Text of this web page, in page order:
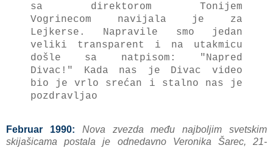
sa direktorom Tonijem
Vogrinecom navijala je za
Lejkerse. Napravile smo jedan
veliki transparent i na utakmicu
došle sa natpisom:
"Napred
Divac!" Kada nas je Divac video
bio je vrlo srećan i stalno nas je
pozdravljao
Februar 1990: Nova zvezda među najboljim svetskim
skijašicama postala je odnedavno Veronika Šarec, 21-